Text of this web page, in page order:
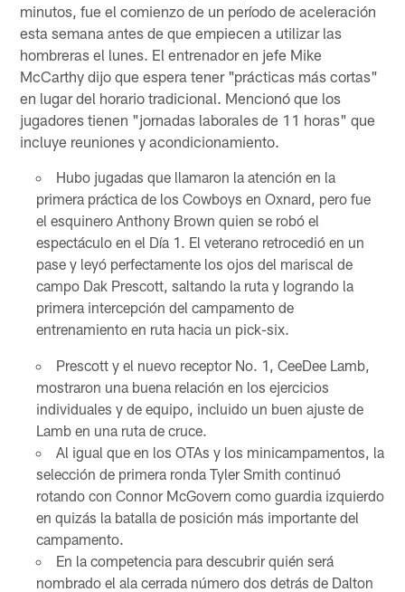
minutos, fue el comienzo de un período de aceleración
esta semana antes de que empiecen a utilizar las
hombreras el lunes. El entrenador en jefe Mike
McCarthy dijo que espera tener "prácticas más cortas"
en lugar del horario tradicional. Mencionó que los
jugadores tienen "jornadas laborales de 11 horas" que
incluye reuniones y acondicionamiento.
Hubo jugadas que llamaron la atención en la
primera práctica de los Cowboys en Oxnard, pero fue
el esquinero Anthony Brown quien se robó el
espectáculo en el Día 1. El veterano retrocedió en un
pase y leyó perfectamente los ojos del mariscal de
campo Dak Prescott, saltando la ruta y logrando la
primera intercepción del campamento de
entrenamiento en ruta hacia un pick-six.
Prescott y el nuevo receptor No. 1, CeeDee Lamb,
mostraron una buena relación en los ejercicios
individuales y de equipo, incluido un buen ajuste de
Lamb en una ruta de cruce.
Al igual que en los OTAs y los minicampamentos, la
selección de primera ronda Tyler Smith continuó
rotando con Connor McGovern como guardia izquierdo
en quizás la batalla de posición más importante del
campamento.
En la competencia para descubrir quién será
nombrado el ala cerrada número dos detrás de Dalton